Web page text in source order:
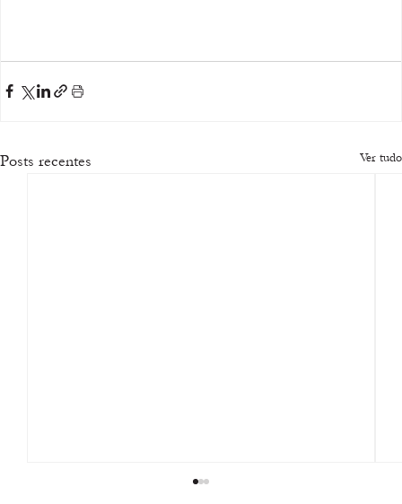
Posts recentes Ver tudo